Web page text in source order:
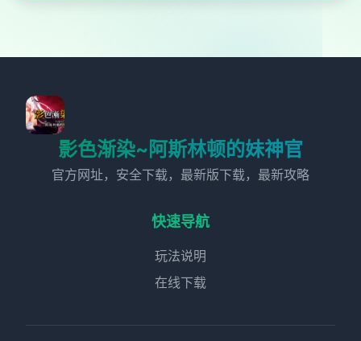
影色渐染~阿斯林顿的妹神官
官方网址，安全下载，最新版下载，最新攻略
快速导航
玩法说明
在线下载